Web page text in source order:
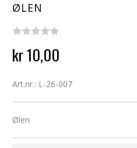
ØLEN
kr 10,00
Art.nr.: L-26-007
Ølen